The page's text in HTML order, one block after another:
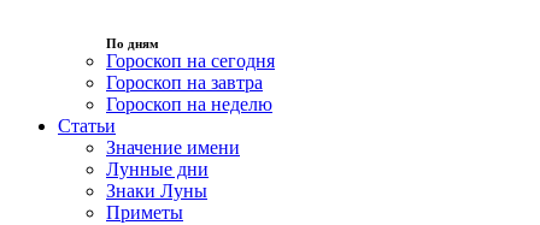
По дням
Гороскоп на сегодня
Гороскоп на завтра
Гороскоп на неделю
Статьи
Значение имени
Лунные дни
Знаки Луны
Приметы